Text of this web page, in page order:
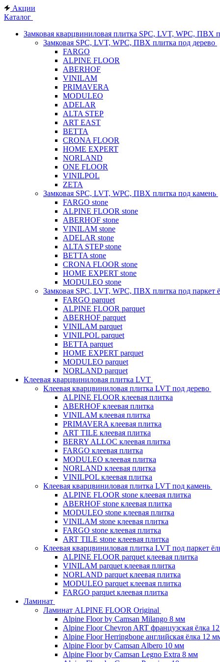
Акции
Каталог
Замковая кварцвиниловая плитка SPC, LVT, WPC, ПВХ
Замковая SPC, LVT, WPC, ПВХ плитка под дерево
FARGO
ALPINE FLOOR
ABERHOF
VINILAM
PRIMAVERA
MODULEO
ADELAR
ALTA STEP
ART EAST
BETTA
CRONA FLOOR
HOME EXPERT
NORLAND
ONE FLOOR
VINILPOL
ZETA
Замковая SPC, LVT, WPC, ПВХ плитка под камень
FARGO stone
ALPINE FLOOR stone
ABERHOF stone
VINILAM stone
ADELAR stone
ALTA STEP stone
BETTA stone
CRONA FLOOR stone
HOME EXPERT stone
MODULEO stone
Замковая SPC, LVT, WPC, ПВХ плитка под паркет
FARGO parquet
ALPINE FLOOR parquet
ABERHOF parquet
VINILAM parquet
VINILPOL parquet
BETTA parquet
HOME EXPERT parquet
MODULEO parquet
NORLAND parquet
Клеевая кварцвиниловая плитка LVT
Клеевая кварцвиниловая плитка LVT под дерево
ALPINE FLOOR клеевая плитка
ABERHOF клеевая плитка
VINILAM клеевая плитка
PRIMAVERA клеевая плитка
ART TILE клеевая плитка
BERRY ALLOC клеевая плитка
FARGO клеевая плитка
MODULEO клеевая плитка
NORLAND клеевая плитка
VINILPOL клеевая плитка
Клеевая кварцвиниловая плитка LVT под камень
ALPINE FLOOR stone клеевая плитка
ABERHOF stone клеевая плитка
MODULEO stone клеевая плитка
VINILAM stone клеевая плитка
FARGO stone клеевая плитка
ART TILE stone клеевая плитка
Клеевая кварцвиниловая плитка LVT под паркет
ALPINE FLOOR parquet клеевая плитка
VINILAM parquet клеевая плитка
NORLAND parquet клеевая плитка
MODULEO parquet клеевая плитка
FARGO parquet клеевая плитка
Ламинат
Ламинат ALPINE FLOOR Original
Alpine Floor by Camsan Milango 8 мм
Alpine Floor Chevron ART французская ёлка
Alpine Floor Herringbone английская ёлка 12
Alpine Floor by Camsan Albero 10 мм
Alpine Floor by Camsan Legno Extra 8 мм